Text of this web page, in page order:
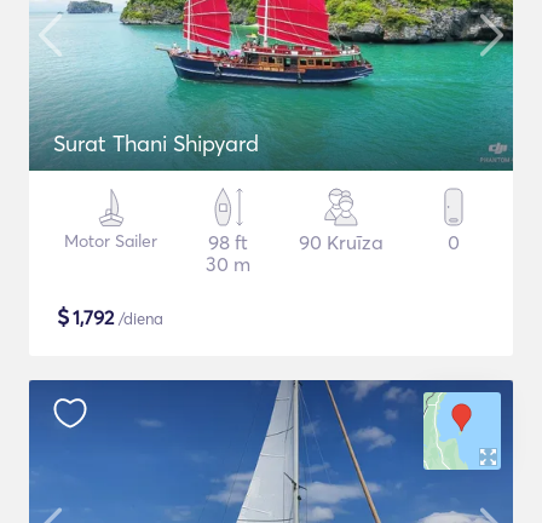
Surat Thani Shipyard
Motor Sailer
98 ft
30 m
90 Kruīza 0
$1,792/diena